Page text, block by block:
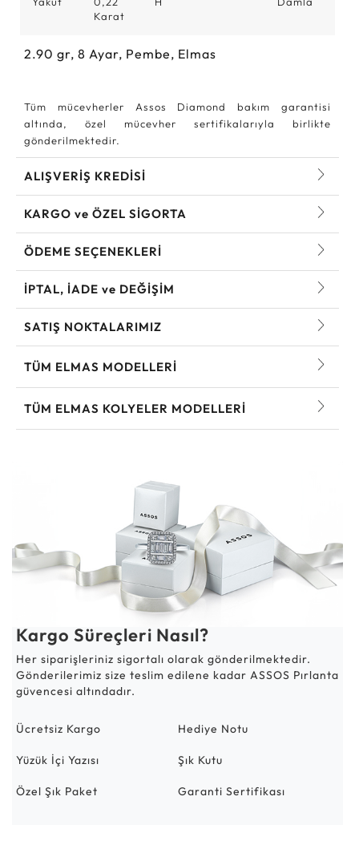
Karat
2.90 gr, 8 Ayar, Pembe, Elmas
Tüm mücevherler Assos Diamond bakım garantisi
altında, özel mücevher sertifikalarıyla birlikte
gönderilmektedir.
ALIŞVERİŞ KREDİSİ
KARGO ve ÖZEL SİGORTA
ÖDEME SEÇENEKLERİ
İPTAL, İADE ve DEĞİŞİM
SATIŞ NOKTALARIMIZ
TÜM ELMAS MODELLERI
TÜM ELMAS KOLYELER MODELLERI
Kargo Süreçleri Nasıl?
Her siparişleriniz sigortalı olarak gönderilmektedir.
Gönderilerimiz size teslim edilene kadar ASSOS Pırlanta
güvencesi altındadır.
Ücretsiz Kargo Hediye Notu
Yüzük İçi Yazısı Şık Kutu
Özel Şık Paket Garanti Sertifikası